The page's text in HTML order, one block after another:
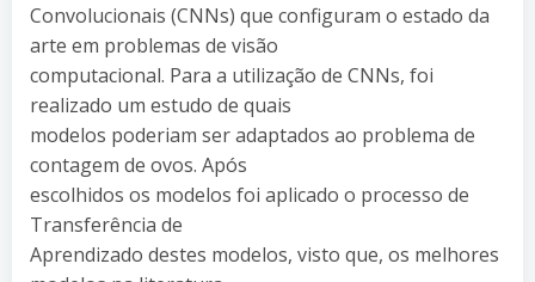
Convolucionais (CNNs) que configuram o estado da
arte em problemas de visão
computacional. Para a utilização de CNNs, foi
realizado um estudo de quais
modelos poderiam ser adaptados ao problema de
contagem de ovos. Após
escolhidos os modelos foi aplicado o processo de
Transferência de
Aprendizado destes modelos, visto que, os melhores